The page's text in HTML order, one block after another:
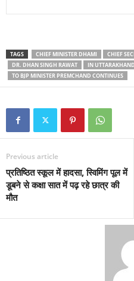
TAGS CHIEF MINISTER DHAMI CHIEF
DR. DHAN SINGH RAWAT
IN UTTARAKHAND
TO BJP MINISTER PREMCHAND CONTINUES
Previous article
प्रतिष्ठित स्कूल में हादसा, स्विमिंग पूल में
डूबने से कक्षा सात में पढ़ रहे छात्र की
मौत